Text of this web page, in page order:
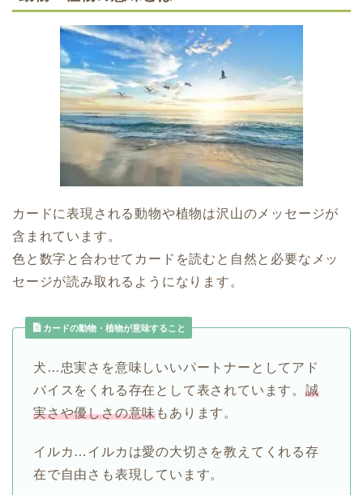
カードに表現される動物や植物は沢山のメッセージが
含まれています。
色と数字と合わせてカードを読むと自然と必要なメッ
セージが読み取れるようになります。
カードの動物・植物が意味すること
犬…忠実さを意味しいいパートナーとしてアド
バイスをくれる存在として表されています。 誠
実さや優しさの意味もあります。
イルカ…イルカは愛の大切さを教えてくれる存
在で自由 さも表現しています。